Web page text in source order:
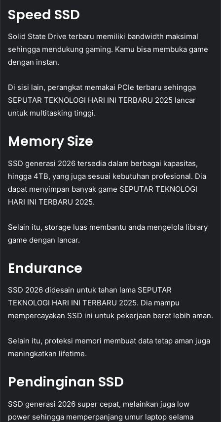
Speed SSD
Solid State Drive terbaru memiliki bandwidth maksimal
sehingga mendukung gaming. Kamu bisa membuka game
dengan instan.
Di sisi lain, perangkat memakai PCIe terbaru sehingga
SEPUTAR TEKNOLOGI HARI INI TERBARU 2025 lancar
untuk multitasking tinggi.
Memory Size
SSD generasi 2026 tersedia dalam berbagai kapasitas,
hingga 4TB, yang juga sesuai kebutuhan profesional. Dia
dapat menyimpan banyak game SEPUTAR TEKNOLOGI
HARI INI TERBARU 2025.
Selain itu, storage luas membantu anda mengelola library
game dengan lancar.
Endurance
SSD 2026 didesain untuk tahan lama SEPUTAR
TEKNOLOGI HARI INI TERBARU 2025. Dia mampu
mempercayakan SSD ini untuk pekerjaan berat lebih aman.
Selain itu, proteksi memori membuat data tetap aman juga
meningkatkan lifetime.
Pendinginan SSD
SSD generasi 2026 super cepat, melainkan juga low
power sehingga memperpanjang umur laptop selama